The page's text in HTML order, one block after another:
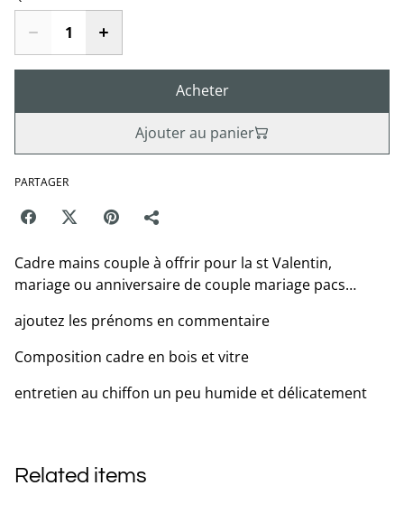
Acheter
Ajouter au panier
PARTAGER
Cadre mains couple à offrir pour la st Valentin,
mariage ou anniversaire de couple mariage pacs…
ajoutez les prénoms en commentaire
Composition cadre en bois et vitre
entretien au chiffon un peu humide et délicatement
Related items